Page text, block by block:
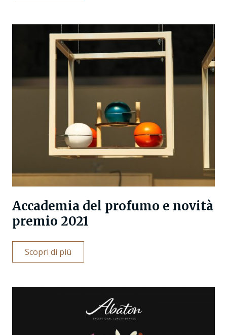
Accademia del profumo e novità
premio 2021
Scopri di più